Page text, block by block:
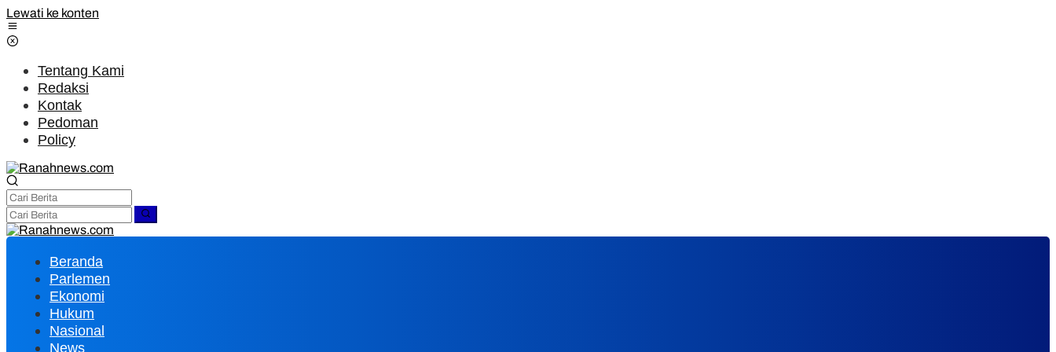
Lewati ke konten
Tentang Kami
Redaksi
Kontak
Pedoman
Policy
Beranda
Parlemen
Ekonomi
Hukum
Nasional
News